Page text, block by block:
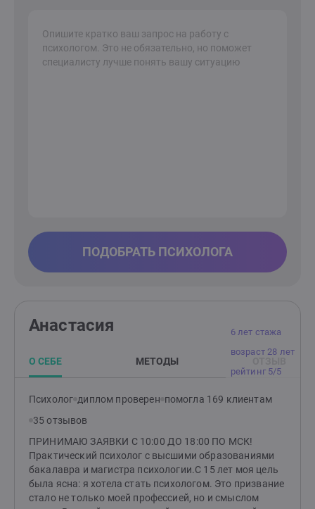
ПОДОБРАТЬ ПСИХОЛОГА
6 лет стажа
возраст 28 лет
рейтинг 5/5
Анастасия
О СЕБЕ МЕТОДЫ
Психолог диплом проверен помогла 169 клиентам
35 отзывов
ПРИНИМАЮ ЗАЯВКИ С 10:00 ДО 18:00 ПО МСК!
Практический психолог с высшими образованиями
бакалавра и магистра психологии.С 15 лет моя цель
была ясна: я хотела стать психологом. Это призвание
стало не только моей профессией, но и смыслом